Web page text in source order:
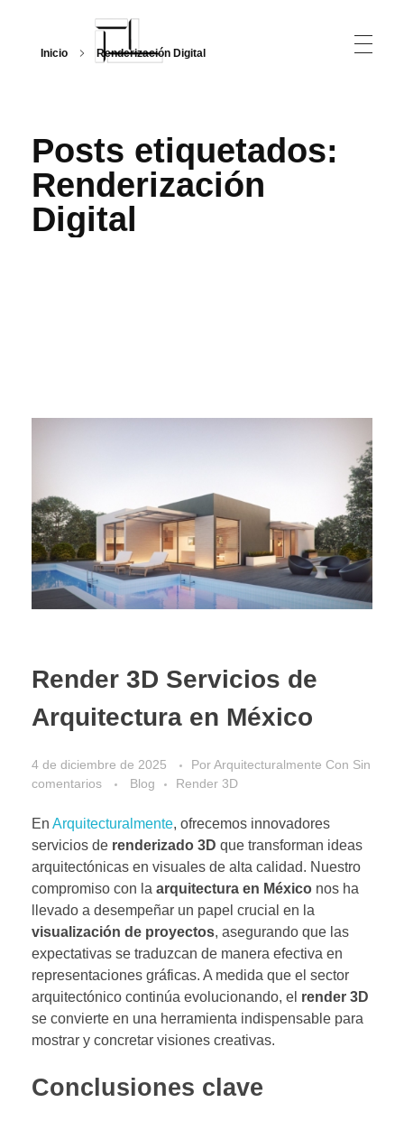
Inicio Renderización Digital
Posts etiquetados:
Renderización
Digital
Render 3D Servicios de
Arquitectura en México
4 de diciembre de 2025 PorArquitecturalmente Con Sin
comentarios
Blog Render 3D
En Arquitecturalmente, ofrecemos innovadores
servicios de renderizado 3D que transforman ideas
arquitectónicas en visuales de alta calidad. Nuestro
compromiso con la arquitectura en México nos ha
llevado a desempeñar un papel crucial en la
visualización de proyectos, asegurando que las
expectativas se traduzcan de manera efectiva en
representaciones gráficas. A medida que el sector
arquitectónico continúa evolucionando, el render 3D
se convierte en una herramienta indispensable para
mostrar y concretar visiones creativas.
Conclusiones clave